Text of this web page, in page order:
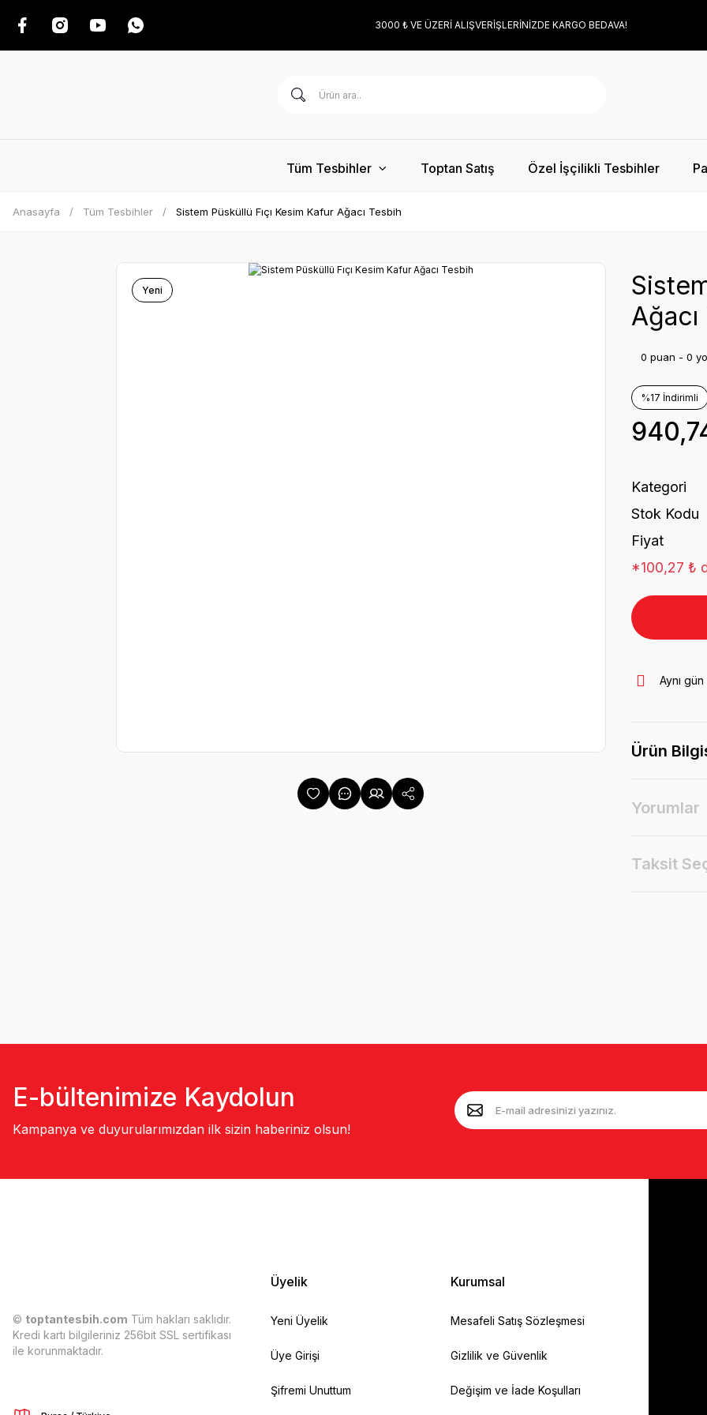
3000 ₺ VE ÜZERİ ALIŞVERİŞLERİNİZDE KARGO BEDAVA!
Tüm Tesbihler Toptan Satış Özel İşçilikli Tesbihler
Anasayfa Tüm Tesbihler Sistem Püsküllü Fıçı Kesim Kafur Ağacı Tesbih
Yeni
0 puan - 0
%17 İndirimli
Kategori
Stok Kodu
Fiyat
*100,27 ₺
Aynı
Ürün
Yorumlar
Taksit
E-bültenimize Kaydolun
Kampanya ve duyurularımızdan ilk sizin haberiniz olsun!
© toptantesbih.com Tüm hakları saklıdır.
Kredi kartı bilgileriniz 256bit SSL sertifikası
ile korunmaktadır.
Üyelik
Yeni Üyelik
Üye Girişi
Şifremi Unuttum
Kurumsal
Mesafeli Satış Sözleşmesi
Gizlilik ve Güvenlik
Değişim ve İade Koşulları